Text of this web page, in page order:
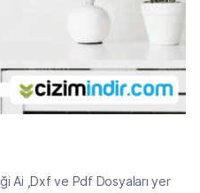
Ai ,Dxf ve Pdf Dosyaları yer